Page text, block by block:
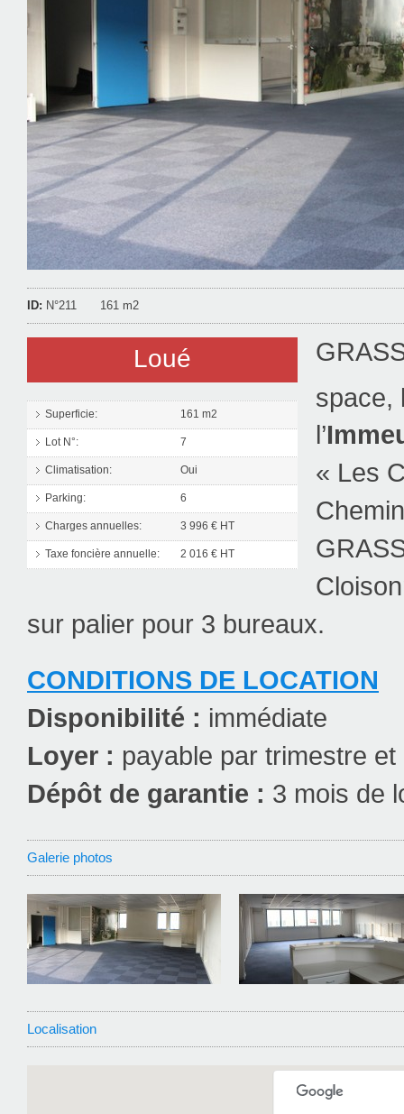
ID: N°211 161 m2
Loué
Superficie: 161 m2
Lot N°: 7
Climatisation: Oui
Parking: 6
Charges annuelles: 3 996 € HT
Taxe foncière annuelle: 2 016 € HT
space,
l’
« Les
sur palier pour 3 bureaux.
CONDITIONS DE LOCATION
Disponibilité : immédiate
Loyer : payable par trimestre et
Dépôt de garantie : 3 mois de
Galerie photos
Localisation